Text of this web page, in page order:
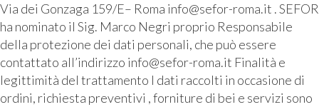
Via dei Gonzaga 159/E– Roma info@sefor-roma.it . SEFOR
ha nominato il Sig. Marco Negri proprio Responsabile
della protezione dei dati personali, che può essere
contattato all’indirizzo info@sefor-roma.it Finalità e
legittimità del trattamento I dati raccolti in occasione di
ordini, richiesta preventivi , forniture di bei e servizi sono